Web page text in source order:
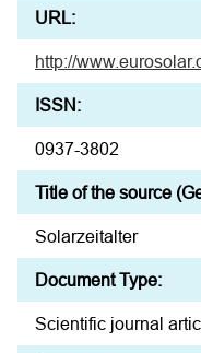
URL:
http://
ISSN:
0937-3802
Title of the source
Solarzeitalter
Document Type:
Scientific journal